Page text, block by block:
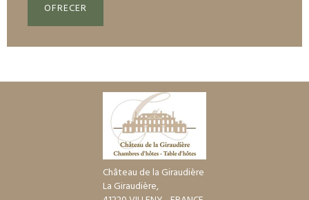
OFRECER
Château de la Giraudière
La Giraudière,